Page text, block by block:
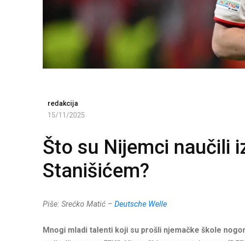
redakcija
15/11/2025
Što su Nijemci naučili
Stanišićem?
Piše: Srećko Matić – Deutsche Welle
Mnogi mladi talenti koji su prošli njemačke škole